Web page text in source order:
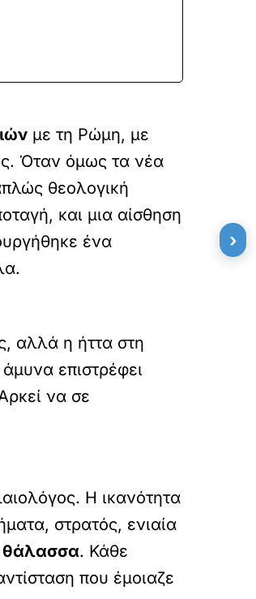
με τη Ρώμη, με
Όταν όμως τα νέα
θεολογική
και μια αίσθηση
ένα
αλλά η ήττα στη
επιστρέφει
να σε
Η ικανότητα
στρατός, ενιαία
θάλασσα. Κάθε
που έμοιαζε
›